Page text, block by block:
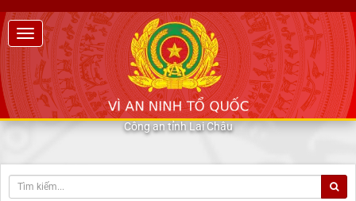
Công an tỉnh Lai Châu